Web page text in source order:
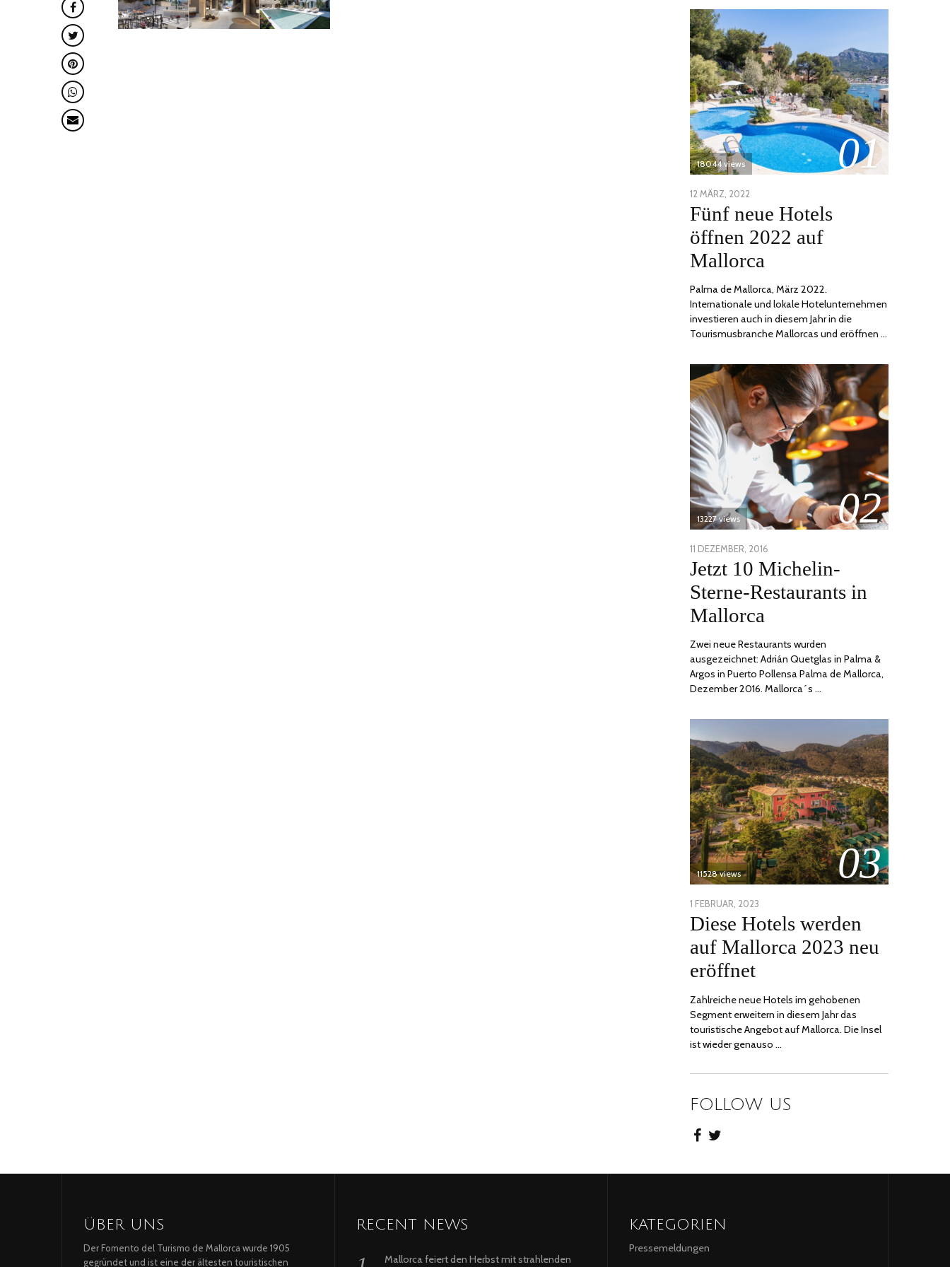
01
18044 views
POSTED
ON
12 MÄRZ, 2022
DEZEMBER,
Fünf neue Hotels
öffnen 2022 auf
Mallorca
Palma de Mallorca, März 2022.
Internationale und lokale Hotelunternehmen
investieren auch in diesem Jahr in die
Tourismusbranche Mallorcas und eröffnen …
02
13227 views
POSTED
ON
11 DEZEMBER, 2016
JUNI,
Jetzt 10 Michelin-
Sterne-Restaurants in
Mallorca
Zwei neue Restaurants wurden
ausgezeichnet: Adrián Quetglas in Palma &
Argos in Puerto Pollensa Palma de Mallorca,
Dezember 2016. Mallorca´s …
03
11528 views
POSTED
ON
1 FEBRUAR, 2023
FEBRUAR,
Diese Hotels werden
auf Mallorca 2023 neu
eröffnet
Zahlreiche neue Hotels im gehobenen
Segment erweitern in diesem Jahr das
touristische Angebot auf Mallorca. Die Insel
ist wieder genauso …
FOLLOW US
ÜBER UNS
Der Fomento del Turismo de Mallorca wurde 1905
gegründet und ist eine der ältesten touristischen
RECENT NEWS
Mallorca feiert den Herbst mit strahlenden
KATEGORIEN
Pressemeldungen